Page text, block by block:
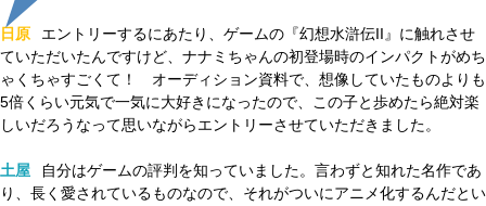
日原
エントリーするにあたり、ゲームの『幻想水滸伝II』に触れさせ
ていただいたんですけど、ナナミちゃんの初登場時のインパクトがめち
ゃくちゃすごくて！ オーディション資料で、想像していたものよりも
5倍くらい元気で一気に大好きになったので、この子と歩めたら絶対楽
しいだろうなって思いながらエントリーさせていただきました。
土屋
自分はゲームの評判を知っていました。言わずと知れた名作であ
り、長く愛されているものなので、それがついにアニメ化するんだとい